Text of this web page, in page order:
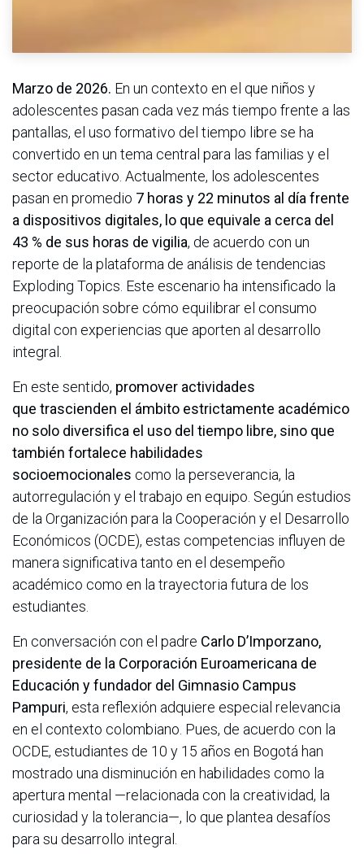
Marzo de 2026. En un contexto en el que niños y
adolescentes pasan cada vez más tiempo frente a las
pantallas, el uso formativo del tiempo libre se ha
convertido en un tema central para las familias y el
sector educativo. Actualmente, los adolescentes
pasan en promedio 7 horas y 22 minutos al día frente
a dispositivos digitales, lo que equivale a cerca del
43 % de sus horas de vigilia, de acuerdo con un
reporte de la plataforma de análisis de tendencias
Exploding Topics. Este escenario ha intensificado la
preocupación sobre cómo equilibrar el consumo
digital con experiencias que aporten al desarrollo
integral.
En este sentido, promover actividades
que trascienden el ámbito estrictamente académico
no solo diversifica el uso del tiempo libre, sino que
también fortalece habilidades
socioemocionales como la perseverancia, la
autorregulación y el trabajo en equipo. Según estudios
de la Organización para la Cooperación y el Desarrollo
Económicos (OCDE), estas competencias influyen de
manera significativa tanto en el desempeño
académico como en la trayectoria futura de los
estudiantes.
En conversación con el padre Carlo D’Imporzano,
presidente de la Corporación Euroamericana de
Educación y fundador del Gimnasio Campus
Pampuri, esta reflexión adquiere especial relevancia
en el contexto colombiano. Pues, de acuerdo con la
OCDE, estudiantes de 10 y 15 años en Bogotá han
mostrado una disminución en habilidades como la
apertura mental —relacionada con la creatividad, la
curiosidad y la tolerancia—, lo que plantea desafíos
para su desarrollo integral.